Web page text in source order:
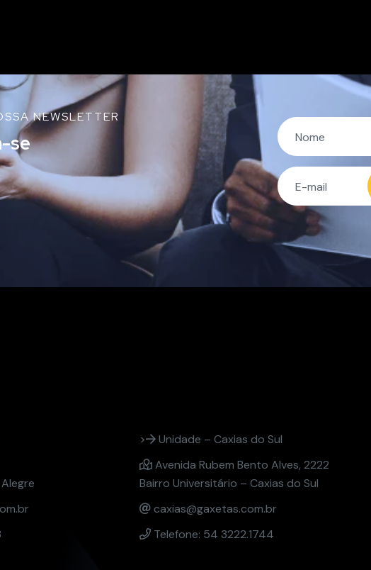
NEWSLETTER
se
>
Unidade – Caxias do Sul
Avenida Rubem Bento Alves, 2222
Bairro Universitário – Caxias do Sul
caxias@gaxetas.com.br
Telefone: 54 3222.1744